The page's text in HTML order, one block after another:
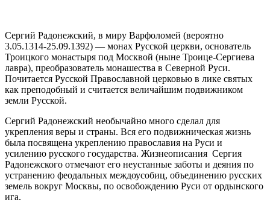
Сергий Радонежский, в миру Варфоломей (вероятно
3.05.1314-25.09.1392) — монах Русской церкви, основатель
Троицкого монастыря под Москвой (ныне Троице-Сергиева
лавра), преобразователь монашества в Северной Руси.
Почитается Русской Православной церковью в лике святых
как преподобный и считается величайшим подвижником
земли Русской.
Сергий Радонежский необычайно много сделал для
укрепления веры и страны. Вся его подвижническая жизнь
была посвящена укреплению православия на Руси и
усилению русского государства. Жизнеописания Сергия
Радонежского отмечают его неустанные заботы и деяния по
устранению феодальных междоусобиц, объединению русских
земель вокруг Москвы, по освобождению Руси от ордынского
ига.